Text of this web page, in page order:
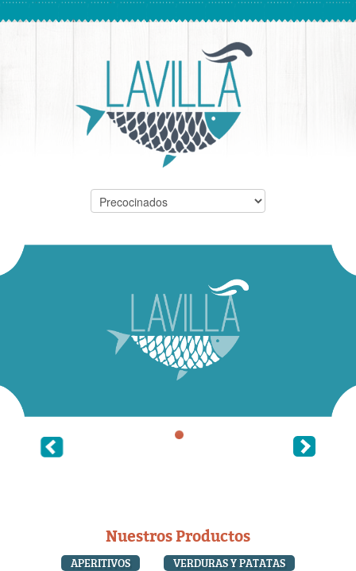
Nuestros Productos
APERITIVOS
VERDURAS Y PATATAS